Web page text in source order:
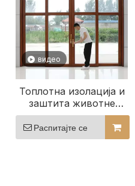
видео
Топлотна изолација и
заштита животне
средине Клизна
стаклена врата
обложена
Распитајте се